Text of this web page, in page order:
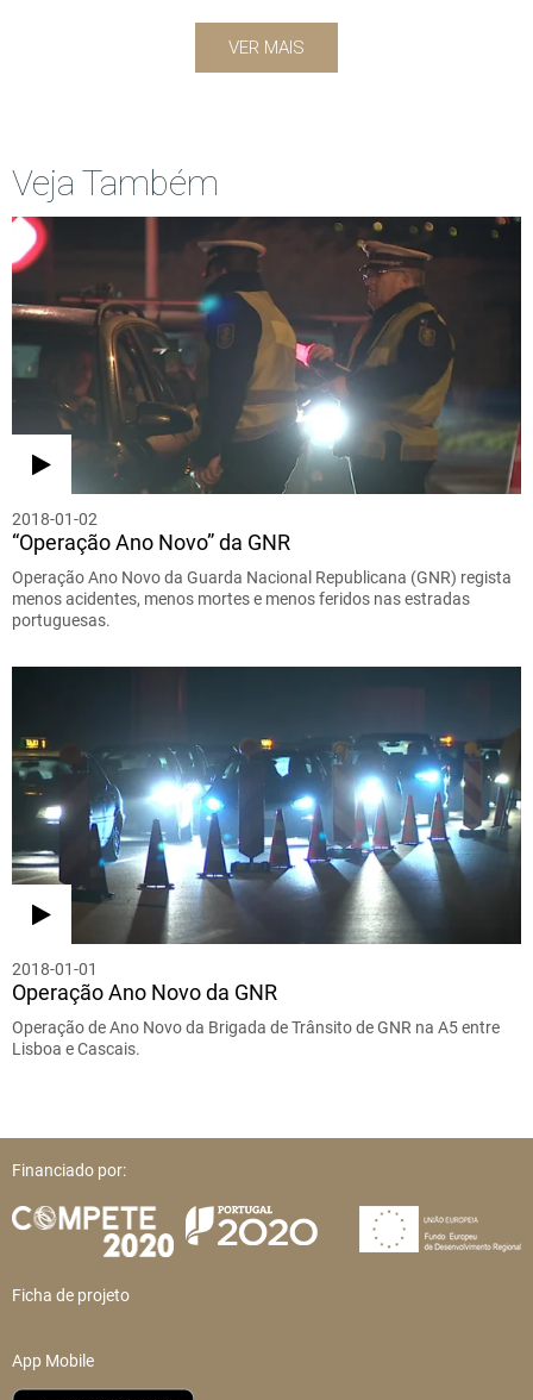
VER MAIS
Veja Também
2018-01-02
“Operação Ano Novo” da GNR
Operação Ano Novo da Guarda Nacional Republicana (GNR) regista
menos acidentes, menos mortes e menos feridos nas estradas
portuguesas.
2018-01-01
Operação Ano Novo da GNR
Operação de Ano Novo da Brigada de Trânsito de GNR na A5 entre
Lisboa e Cascais.
Financiado por:
Ficha de projeto
App Mobile